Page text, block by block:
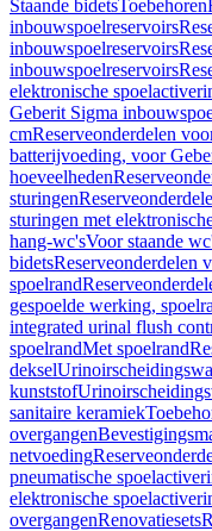
Staande bidetsToebehoren
inbouwspoelreservoirs
inbouwspoelreservoirs
inbouwspoelreservoirs
elektronische
Geberit Sigma
cmReserveonderdelen
batterijvoeding, voor
hoeveelheden
sturingen
sturingen met
hang-wc'sVoor staande
bidetsReserveonderdelen
spoelrand
gespoelde werking,
integrated urinal flush
spoelrandMet spoelrand
deksel
kunststof
sanitaire keramiek
overgangen
netvoeding
pneumatische
elektronische
overgangenRenovatiesets